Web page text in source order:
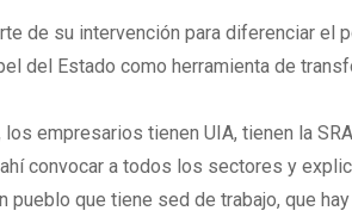
de su intervención para diferenciar el
del Estado como herramienta de
empresarios tienen UIA, tienen la
convocar a todos los sectores y
pueblo que tiene sed de trabajo, que